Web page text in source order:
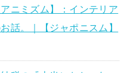
ニミズム】：インテリア
話。｜【ジャポニスム】